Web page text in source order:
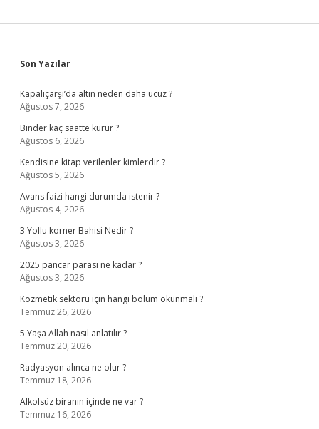
Sidebar
Son Yazılar
Kapalıçarşı’da altın neden daha ucuz ?
Ağustos 7, 2026
Binder kaç saatte kurur ?
Ağustos 6, 2026
Kendisine kitap verilenler kimlerdir ?
Ağustos 5, 2026
Avans faizi hangi durumda istenir ?
Ağustos 4, 2026
3 Yollu korner Bahisi Nedir ?
Ağustos 3, 2026
2025 pancar parası ne kadar ?
Ağustos 3, 2026
Kozmetik sektörü için hangi bölüm okunmalı ?
Temmuz 26, 2026
5 Yaşa Allah nasıl anlatılır ?
Temmuz 20, 2026
Radyasyon alınca ne olur ?
Temmuz 18, 2026
Alkolsüz biranın içinde ne var ?
Temmuz 16, 2026